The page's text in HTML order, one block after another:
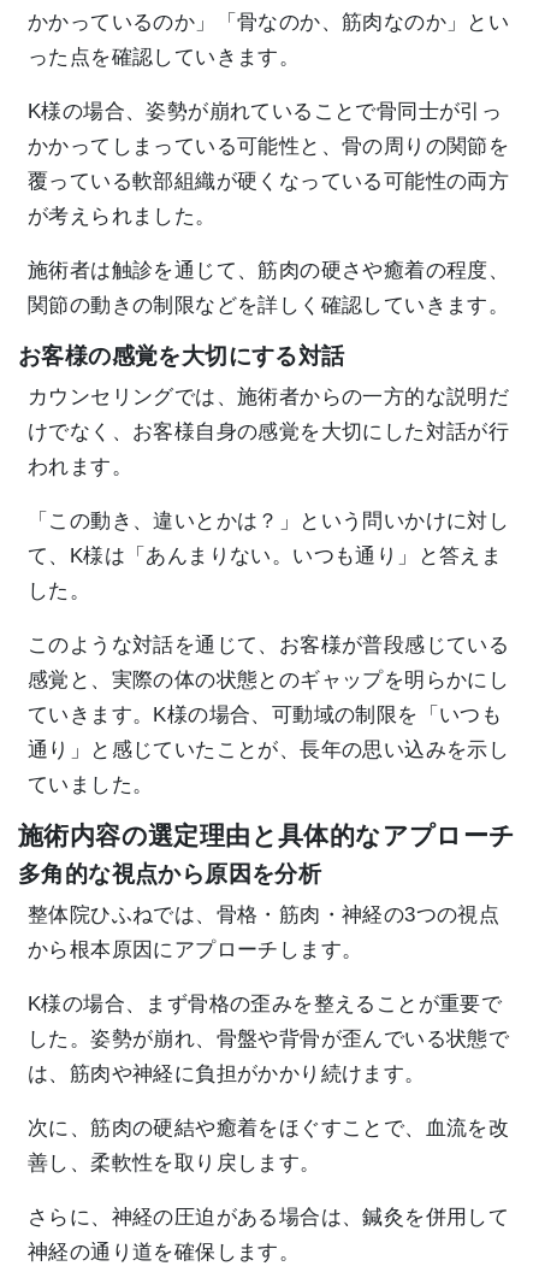
かかっているのか」「骨なのか、筋肉なのか」とい
った点を確認していきます。
K様の場合、姿勢が崩れていることで骨同士が引っ
かかってしまっている可能性と、骨の周りの関節を
覆っている軟部組織が硬くなっている可能性の両方
が考えられました。
施術者は触診を通じて、筋肉の硬さや癒着の程度、
関節の動きの制限などを詳しく確認していきます。
お客様の感覚を大切にする対話
カウンセリングでは、施術者からの一方的な説明だ
けでなく、お客様自身の感覚を大切にした対話が行
われます。
「この動き、違いとかは？」という問いかけに対し
て、K様は「あんまりない。いつも通り」と答えま
した。
このような対話を通じて、お客様が普段感じている
感覚と、実際の体の状態とのギャップを明らかにし
ていきます。K様の場合、可動域の制限を「いつも
通り」と感じていたことが、長年の思い込みを示し
ていました。
施術内容の選定理由と具体的なアプローチ
多角的な視点から原因を分析
整体院ひふねでは、骨格・筋肉・神経の3つの視点
から根本原因にアプローチします。
K様の場合、まず骨格の歪みを整えることが重要で
した。姿勢が崩れ、骨盤や背骨が歪んでいる状態で
は、筋肉や神経に負担がかかり続けます。
次に、筋肉の硬結や癒着をほぐすことで、血流を改
善し、柔軟性を取り戻します。
さらに、神経の圧迫がある場合は、鍼灸を併用して
神経の通り道を確保します。